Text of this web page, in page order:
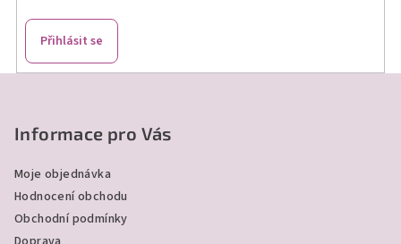
Přihlásit se
Informace pro Vás
Moje objednávka
Hodnocení obchodu
Obchodní podmínky